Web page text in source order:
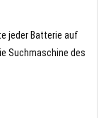
jeder Batterie auf
Suchmaschine des